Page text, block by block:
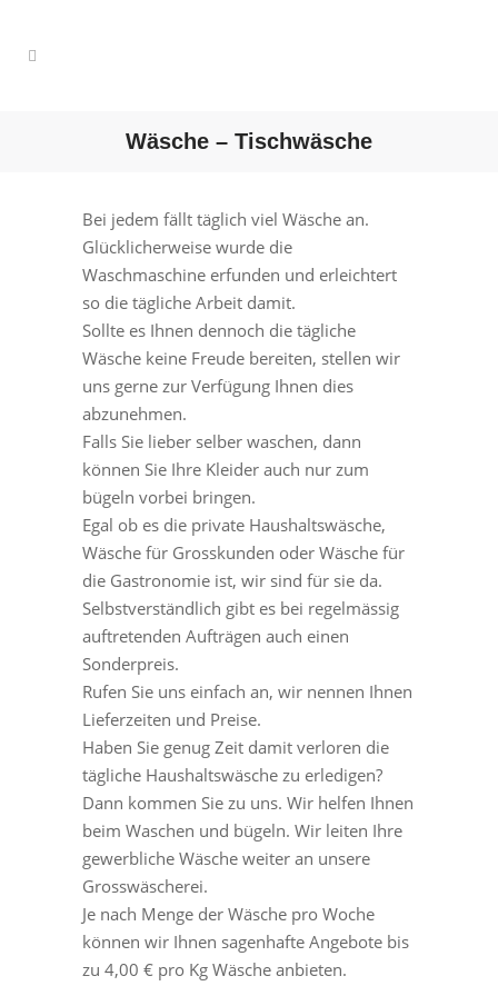
Wäsche – Tischwäsche
Bei jedem fällt täglich viel Wäsche an.
Glücklicherweise wurde die
Waschmaschine erfunden und erleichtert
so die tägliche Arbeit damit.
Sollte es Ihnen dennoch die tägliche
Wäsche keine Freude bereiten, stellen wir
uns gerne zur Verfügung Ihnen dies
abzunehmen.
Falls Sie lieber selber waschen, dann
können Sie Ihre Kleider auch nur zum
bügeln vorbei bringen.
Egal ob es die private Haushaltswäsche,
Wäsche für Grosskunden oder Wäsche für
die Gastronomie ist, wir sind für sie da.
Selbstverständlich gibt es bei regelmässig
auftretenden Aufträgen auch einen
Sonderpreis.
Rufen Sie uns einfach an, wir nennen Ihnen
Lieferzeiten und Preise.
Haben Sie genug Zeit damit verloren die
tägliche Haushaltswäsche zu erledigen?
Dann kommen Sie zu uns. Wir helfen Ihnen
beim Waschen und bügeln. Wir leiten Ihre
gewerbliche Wäsche weiter an unsere
Grosswäscherei.
Je nach Menge der Wäsche pro Woche
können wir Ihnen sagenhafte Angebote bis
zu 4,00 € pro Kg Wäsche anbieten.